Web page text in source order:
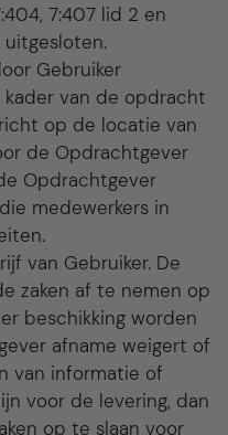
7:407 lid 2 en
Gebruiker
van de opdracht
op de locatie van
de Opdrachtgever
Opdrachtgever
medewerkers in
van Gebruiker. De
zaken af te nemen op
beschikking worden
afname weigert of
van informatie of
voor de levering, dan
op te slaan voor